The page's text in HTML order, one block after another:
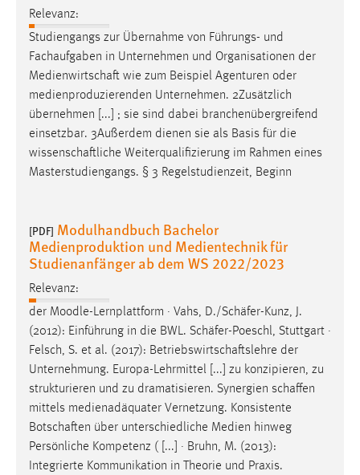
Relevanz:
Studiengangs zur Übernahme von Führungs- und
Fachaufgaben in Unternehmen und Organisationen der
Medienwirtschaft wie zum Beispiel Agenturen oder
medienproduzierenden Unternehmen. 2Zusätzlich
übernehmen [...] ; sie sind dabei branchenübergreifend
einsetzbar. 3Außerdem dienen sie als Basis für die
wissenschaftliche Weiterqualifizierung im Rahmen eines
Masterstudiengangs. § 3 Regelstudienzeit, Beginn
[PDF] Modulhandbuch Bachelor
Medienproduktion und Medientechnik für
Studienanfänger ab dem WS 2022/2023
Relevanz:
der Moodle-Lernplattform · Vahs, D./Schäfer-Kunz, J.
(2012): Einführung in die BWL. Schäfer-Poeschl, Stuttgart ·
Felsch, S. et al. (2017): Betriebswirtschaftslehre der
Unternehmung. Europa-Lehrmittel [...] zu konzipieren, zu
strukturieren und zu dramatisieren. Synergien schaffen
mittels medienadäquater Vernetzung. Konsistente
Botschaften über unterschiedliche Medien hinweg
Persönliche Kompetenz ( [...] · Bruhn, M. (2013):
Integrierte Kommunikation in Theorie und Praxis.
Für performante Seitenauslieferung wird in diesem Cookie
gespeichert, ob man eingeloggt ist.
Sprachpräferenz
Name:
site-language-preference
Cookie Laufzeit:
30 Tage
Chat
Name:
MibewSessionID, MIBEW_UserID, mibew_locale, mibew-
chat-frame-style-5e9dbeb1811c0446
Zweck:
Wird benötigt um die Chatfunktion nutzen zu können.
Cookie Laufzeit:
MibewSessionID, mibew-chat-frame-style-